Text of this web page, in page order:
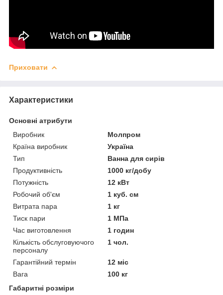
Приховати
Характеристики
Основні атрибути
Виробник
Молпром
Країна виробник
Україна
Тип
Ванна для сирів
Продуктивність
1000 кг/добу
Потужність
12 кВт
Робочий об'єм
1 куб. см
Витрата пара
1 кг
Тиск пари
1 МПа
Час виготовлення
1 годин
Кількість обслуговуючого
персоналу
1 чол.
Гарантійний термін
12 міс
Вага
100 кг
Габаритні розміри